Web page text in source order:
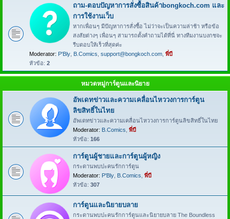
ถาม-ตอบปัญหาการสั่งซื้อสินค้าbongkoch.com และ
การใช้งานเว็บ
หากเพื่อนๆ มีปัญหาการสั่งซื้อ ไม่ว่าจะเป็นความล่าช้า หรือข้อ
สงสัยต่างๆ เพื่อนๆ สามารถตั้งคำถามได้ที่นี่ ทางทีมงานบงกชจะ
รีบตอบให้เร็วที่สุดค่ะ
Moderator: P'Bly B.Comics support@bongkoch.com พี่บี
หัวข้อ: 2
หมวดหมู่การ์ตูนและนิยาย
อัพเดทข่าวและความเคลื่อนไหววงการการ์ตูน
ลิขสิทธิ์ในไทย
อัพเดทข่าวและความเคลื่อนไหววงการการ์ตูนลิขสิทธิ์ในไทย
Moderator: B.Comics พี่บี
หัวข้อ: 166
การ์ตูนผู้ชายและการ์ตูนผู้หญิง
กระดานพบปะคนรักการ์ตูน
Moderator: P'Bly B.Comics พี่บี
หัวข้อ: 307
การ์ตูนและนิยายบลาย
กระดานพบปะคนรักการ์ตูนและนิยายบลาย The Boundless